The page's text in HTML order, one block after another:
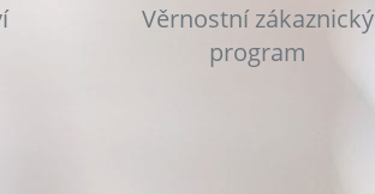
Věrnostní zákaznický
program